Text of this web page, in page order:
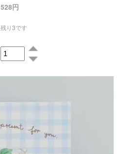
528円
残り3です